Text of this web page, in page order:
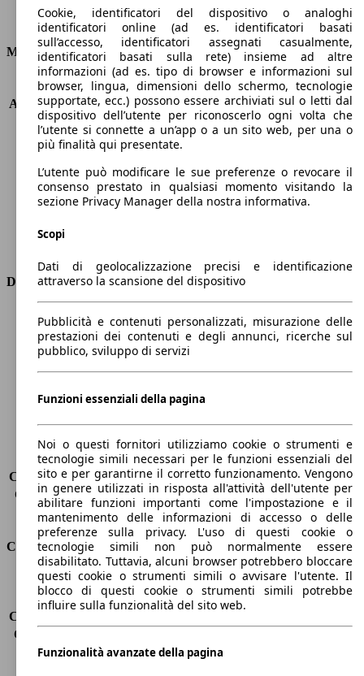
Consumi
Motore e Prestazioni
KW (PS)
96 kW (131 PS)
Accelerazione (0-100 km/h) 10.3s
Velocità massima (km/h)
187 km/h
Numero di marce
6
Cilindrata
1499 ccm
Carburante
Diesel
Trasmissione
Dimensioni
Lunghezza
4400 mm
Altezza
1870 mm
Larghezza
1850 mm
Passo
2790 mm
Carico massimo
-
Porte
5
Sedili
5
Carico sul tetto
-
Capacità di traino (senza freni) -
Capacità di traino (con freni)
1500 kg
Volume del bagagliaio
597 - 983 l
Consumi
Emissioni di CO2*
112 g/km (komb.)
Consumo (urbano)
4.8 l/100km
Consumo (extra-urbano)
Consumo (combinato)*
Classe di emissione
Euro 6
Cookie, identificatori del dispositivo o analoghi
identificatori online (ad es. identificatori basati
sull’accesso, identificatori assegnati casualmente,
identificatori basati sulla rete) insieme ad altre
informazioni (ad es. tipo di browser e informazioni sul
browser, lingua, dimensioni dello schermo, tecnologie
supportate, ecc.) possono essere archiviati sul o letti dal
dispositivo dell’utente per riconoscerlo ogni volta che
l’utente si connette a un’app o a un sito web, per una o
più finalità qui presentate.
L’utente può modificare le sue preferenze o revocare il
consenso prestato in qualsiasi momento visitando la
sezione Privacy Manager della nostra informativa.
Scopi
Dati di geolocalizzazione precisi e identificazione
attraverso la scansione del dispositivo
Pubblicità e contenuti personalizzati, misurazione delle
prestazioni dei contenuti e degli annunci, ricerche sul
pubblico, sviluppo di servizi
Funzioni essenziali della pagina
Noi o questi fornitori utilizziamo cookie o strumenti e
tecnologie simili necessari per le funzioni essenziali del
sito e per garantirne il corretto funzionamento. Vengono
in genere utilizzati in risposta all'attività dell'utente per
abilitare funzioni importanti come l'impostazione e il
mantenimento delle informazioni di accesso o delle
preferenze sulla privacy. L'uso di questi cookie o
tecnologie simili non può normalmente essere
disabilitato. Tuttavia, alcuni browser potrebbero bloccare
questi cookie o strumenti simili o avvisare l'utente. Il
blocco di questi cookie o strumenti simili potrebbe
influire sulla funzionalità del sito web.
Funzionalità avanzate della pagina